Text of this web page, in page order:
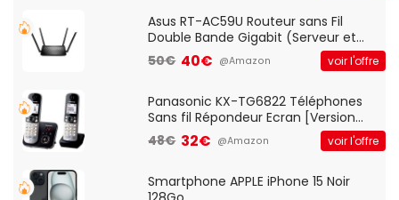
Asus RT-AC59U Routeur sans Fil
Double Bande Gigabit (Serveur et
Client VPN, Triple Vlan, Mode Point
d'accès et Bridge, contrôle Parental,
50€ 40€ @Amazon voir l'offre
Panasonic KX-TG6822 Téléphones
Sans fil Répondeur Ecran [Version
Française]
48€ 32€ @Amazon voir l'offre
Smartphone APPLE iPhone 15 Noir